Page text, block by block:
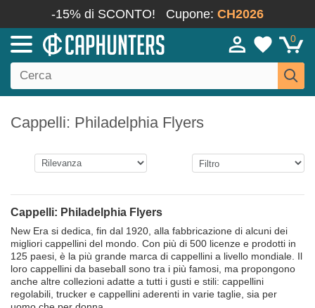
-15% di SCONTO! Cupone: CH2026
0
Cappelli: Philadelphia Flyers
Cappelli: Philadelphia Flyers
New Era si dedica, fin dal 1920, alla fabbricazione di alcuni dei
migliori cappellini del mondo. Con più di 500 licenze e prodotti in
125 paesi, è la più grande marca di cappellini a livello mondiale. Il
loro cappellini da baseball sono tra i più famosi, ma propongono
anche altre collezioni adatte a tutti i gusti e stili: cappellini
regolabili, trucker e cappellini aderenti in varie taglie, sia per